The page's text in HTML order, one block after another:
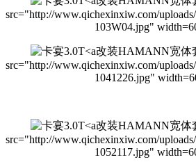
src="http://www.qichexinxiw.com/
103W04.jpg"
改装HAMANN宽体
src="http://www.qichexinxiw.com/
1041226.jpg"
改装HAMANN宽体
src="http://www.qichexinxiw.com/
1052117.jpg"